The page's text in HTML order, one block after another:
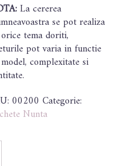
La cererea
se pot realiza
tema doriti,
pot varia in functie
complexitate si
00200 Categorie:
Nunta